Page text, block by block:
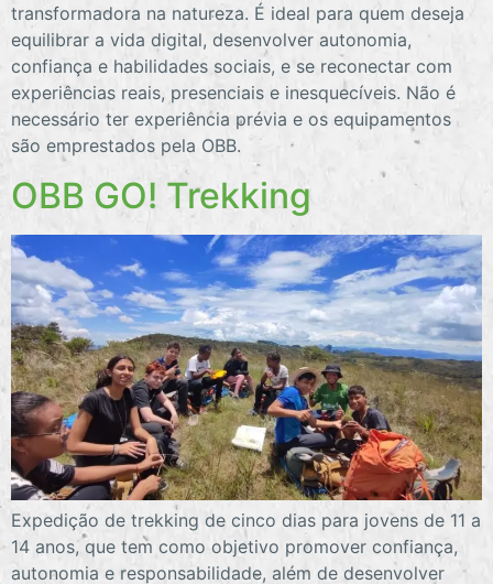
transformadora na natureza. É ideal para quem deseja
equilibrar a vida digital, desenvolver autonomia,
confiança e habilidades sociais, e se reconectar com
experiências reais, presenciais e inesquecíveis. Não é
necessário ter experiência prévia e os equipamentos
são emprestados pela OBB.
OBB GO! Trekking
Expedição de trekking de cinco dias para jovens de 11 a
14 anos, que tem como objetivo promover confiança,
autonomia e responsabilidade, além de desenvolver